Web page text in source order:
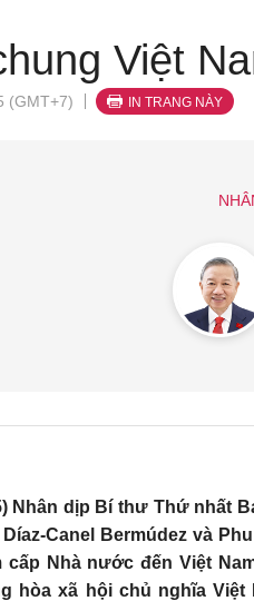
Việt
(GMT+7) IN TRANG NÀY
Nhân dịp Bí thư Thứ
Canel Bermúdez và
Nhà nước đến Việt
hòa xã hội chủ nghĩa Việt